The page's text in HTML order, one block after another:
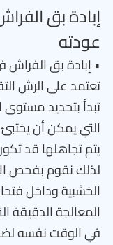
إبادة بق
عودته
• إبادة بق
تعتمد على الرش
تبدأ بتحديد مستوى
التي يمكن أن
يتم تجاهلها قد
لذلك نقوم بفحص
الخشبية وداخل
المعالجة الدقيقة
في الوقت نفسه